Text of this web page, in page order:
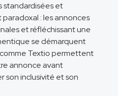
standardisées et
: les annonces
et réfléchissant une
se démarquent
Textio permettent
annonce avant
son inclusivité et son